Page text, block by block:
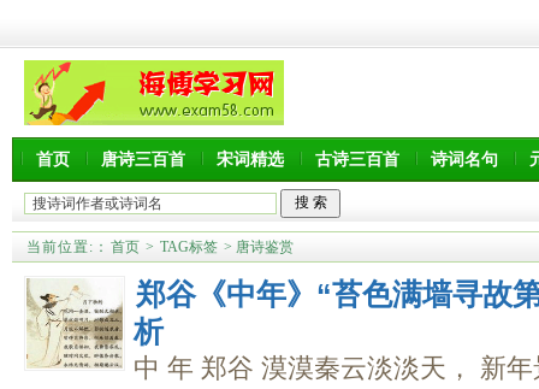
首页 唐诗三百首 宋词精选 古诗三百首 诗词名句
当前位置: ： 首页 > TAG标签 > 唐诗鉴赏
郑谷《中年》“苔色满墙寻故
析
中 年 郑谷 漠漠秦云淡淡天， 新